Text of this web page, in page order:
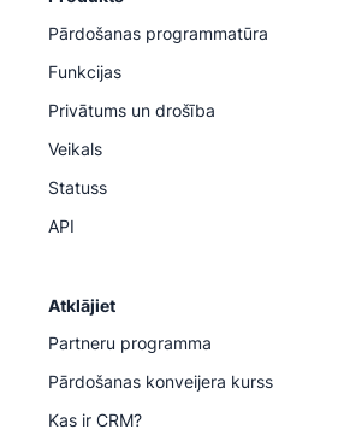
Pārdošanas programmatūra
Funkcijas
Privātums un drošība
Veikals
Statuss
API
Atklājiet
Partneru programma
Pārdošanas konveijera kurss
Kas ir CRM?